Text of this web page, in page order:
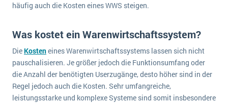
häufig auch die Kosten eines WWS steigen.
Was kostet ein Warenwirtschaftssystem?
Die Kosteneines Warenwirtschaftssystems lassen sich nicht
pauschalisieren. Je größer jedoch die Funktionsumfang oder
die Anzahl der benötigten Userzugänge, desto höher sind in der
Regel jedoch auch die Kosten. Sehr umfangreiche,
leistungsstarke und komplexe Systeme sind somit insbesondere